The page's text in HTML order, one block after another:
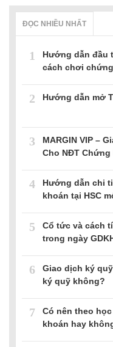
ĐỌC NHIỀU NHẤT
1
Hướng dẫn đầu
cách chơi
2 Hướng dẫn mở
3
MARGIN VIP –
Cho NĐT Chứng
4
Hướng dẫn chi
khoán tại HSC
5
Cổ tức và cách
trong ngày
6
Giao dịch ký
ký quỹ không?
7
Có nên theo
khoán hay